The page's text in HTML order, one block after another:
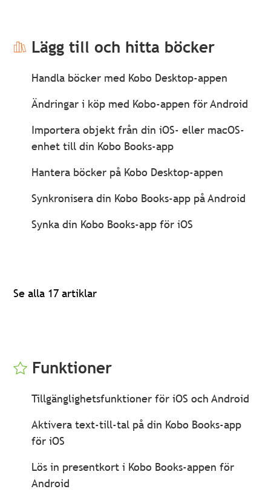
Lägg till och hitta böcker
Handla böcker med Kobo Desktop-appen
Ändringar i köp med Kobo-appen för Android
Importera objekt från din iOS- eller macOS-
enhet till din Kobo Books-app
Hantera böcker på Kobo Desktop-appen
Synkronisera din Kobo Books-app på Android
Synka din Kobo Books-app för iOS
Se alla 17 artiklar
Funktioner
Tillgänglighetsfunktioner för iOS och Android
Aktivera text-till-tal på din Kobo Books-app
för iOS
Lös in presentkort i Kobo Books-appen för
Android